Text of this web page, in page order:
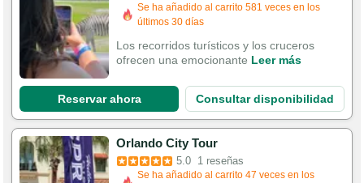
Se ha añadido al carrito 581 veces en los
últimos 30 días
Los recorridos turísticos y los cruceros
ofrecen una emocionante Leer más
Reservar ahora Consultar disponibilidad
Orlando City Tour
5.0 1 reseñas
Se ha añadido al carrito 47 veces en los